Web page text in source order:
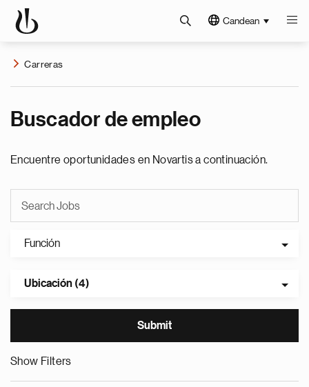
Candean
Carreras
Buscador de empleo
Encuentre oportunidades en Novartis a continuación.
Función
Ubicación (4)
Show Filters